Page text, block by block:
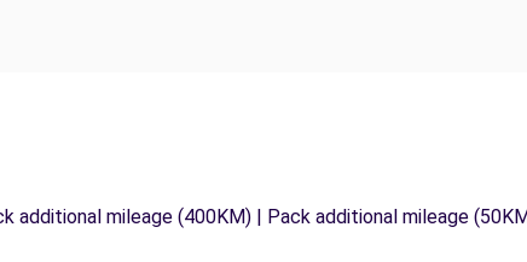
additional mileage (400KM) | Pack additional mileage